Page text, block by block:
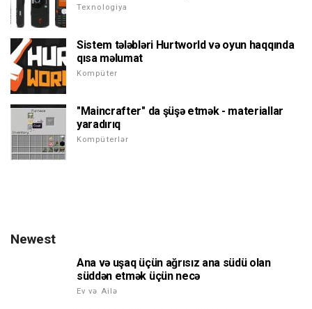
Texnologiya
Sistem tələbləri Hurtworld və oyun haqqında
qısa məlumat
Kompüter
"Maincrafter" da şüşə etmək - materiallar
yaradırıq
Kompüterlər
Newest
Ana və uşaq üçün ağrısız ana südü olan
süddən etmək üçün necə
Ev və Ailə